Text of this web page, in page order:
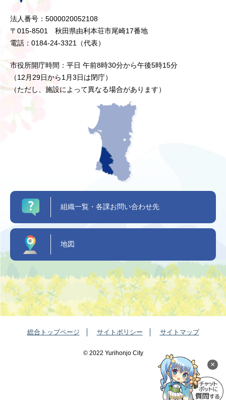
×
法人番号：5000020052108
〒015-8501 秋田県由利本荘市尾崎17番地
電話：0184-24-3321（代表）
市役所開庁時間：平日 午前8時30分から午後5時15分
（12月29日から1月3日は閉庁）
（ただし、施設によって異なる場合があります）
組織一覧・各課お問い合わせ先
地図
総合トップページ サイトポリシー サイトマップ
©️ 2022 Yurihonjo City